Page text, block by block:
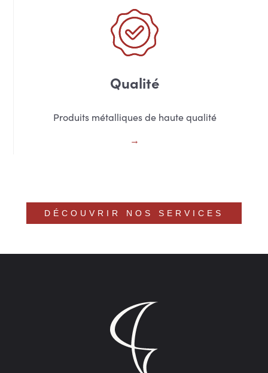
Qualité
Produits métalliques de haute qualité
DÉCOUVRIR NOS SERVICES